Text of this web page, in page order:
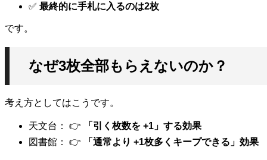
✅ 最終的に手札に入るのは2枚
です。
なぜ3枚全部もらえないのか？
考え方としてはこうです。
天文台： 👉
「引く枚数を +1」する効果
図書館： 👉
「通常より +1枚多くキープできる」効果